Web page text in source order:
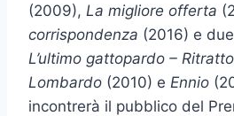
(2009), La migliore offerta
corrispondenza (2016) e
L’ultimo gattopardo –
Lombardo (2010) e Ennio
incontrerà il pubblico del